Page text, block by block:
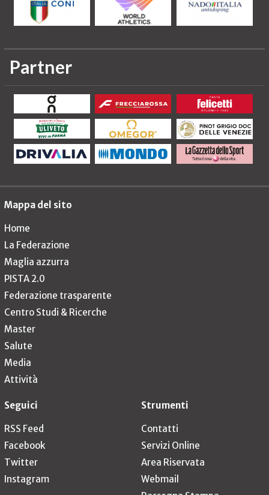
Partner
Mappa del sito
Home
La Federazione
Maglia azzurra
PISTA 2.0
Federazione trasparente
Centro Studi & Ricerche
Master
Salute
Media
Attività
Seguici
RSS Feed
Facebook
Twitter
Instagram
Strumenti
Contatti
Servizi Online
Area Riservata
Webmail